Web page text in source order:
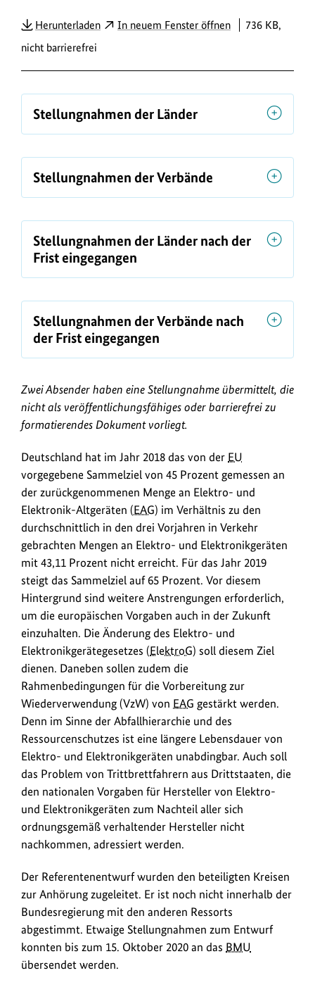
/
L
k
HerunterladenPDFIn neuem Fenster öffnen
736 KB,
nicht barrierefrei
Stellungnahmen der Länder
Stellungnahmen der Verbände
Stellungnahmen der Länder nach der
Frist eingegangen
Stellungnahmen der Verbände nach
der Frist eingegangen
Zwei Absender haben eine Stellungnahme übermittelt, die
nicht als veröffentlichungsfähiges oder barrierefrei zu
formatierendes Dokument vorliegt.
Deutschland hat im Jahr 2018 das von der EU
vorgegebene Sammelziel von 45 Prozent gemessen an
der zurückgenommenen Menge an Elektro- und
Elektronik-Altgeräten (EAG) im Verhältnis zu den
durchschnittlich in den drei Vorjahren in Verkehr
gebrachten Mengen an Elektro- und Elektronikgeräten
mit 43,11 Prozent nicht erreicht. Für das Jahr 2019
steigt das Sammelziel auf 65 Prozent. Vor diesem
Hintergrund sind weitere Anstrengungen erforderlich,
um die europäischen Vorgaben auch in der Zukunft
einzuhalten. Die Änderung des Elektro- und
Elektronikgerätegesetzes (ElektroG) soll diesem Ziel
dienen. Daneben sollen zudem die
Rahmenbedingungen für die Vorbereitung zur
Wiederverwendung (VzW) von EAG gestärkt werden.
Denn im Sinne der Abfallhierarchie und des
Ressourcenschutzes ist eine längere Lebensdauer von
Elektro- und Elektronikgeräten unabdingbar. Auch soll
das Problem von Trittbrettfahrern aus Drittstaaten, die
den nationalen Vorgaben für Hersteller von Elektro-
und Elektronikgeräten zum Nachteil aller sich
ordnungsgemäß verhaltender Hersteller nicht
nachkommen, adressiert werden.
Der Referentenentwurf wurden den beteiligten Kreisen
zur Anhörung zugeleitet. Er ist noch nicht innerhalb der
Bundesregierung mit den anderen Ressorts
abgestimmt. Etwaige Stellungnahmen zum Entwurf
konnten bis zum 15. Oktober 2020 an das BMU
übersendet werden.